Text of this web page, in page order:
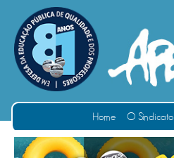
Home O Sindicato